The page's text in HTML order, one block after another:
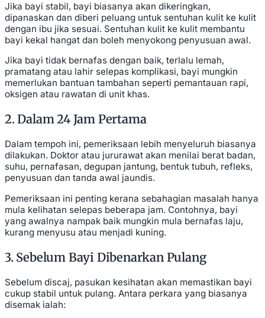
Jika bayi stabil, bayi biasanya akan dikeringkan,
dipanaskan dan diberi peluang untuk sentuhan kulit ke kulit
dengan ibu jika sesuai. Sentuhan kulit ke kulit membantu
bayi kekal hangat dan boleh menyokong penyusuan awal.
Jika bayi tidak bernafas dengan baik, terlalu lemah,
pramatang atau lahir selepas komplikasi, bayi mungkin
memerlukan bantuan tambahan seperti pemantauan rapi,
oksigen atau rawatan di unit khas.
2. Dalam 24 Jam Pertama
Dalam tempoh ini, pemeriksaan lebih menyeluruh biasanya
dilakukan. Doktor atau jururawat akan menilai berat badan,
suhu, pernafasan, degupan jantung, bentuk tubuh, refleks,
penyusuan dan tanda awal jaundis.
Pemeriksaan ini penting kerana sebahagian masalah hanya
mula kelihatan selepas beberapa jam. Contohnya, bayi
yang awalnya nampak baik mungkin mula bernafas laju,
kurang menyusu atau menjadi kuning.
3. Sebelum Bayi Dibenarkan Pulang
Sebelum discaj, pasukan kesihatan akan memastikan bayi
cukup stabil untuk pulang. Antara perkara yang biasanya
disemak ialah: